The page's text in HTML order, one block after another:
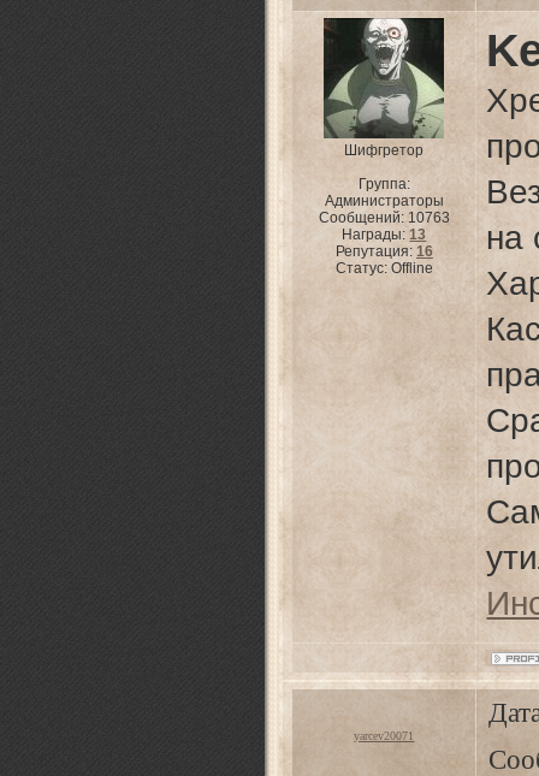
Шифгретор
Группа:
Администраторы
Сообщений: 10763
Награды:13
Репутация: 16
Статус: Offline
на
yarcev20071